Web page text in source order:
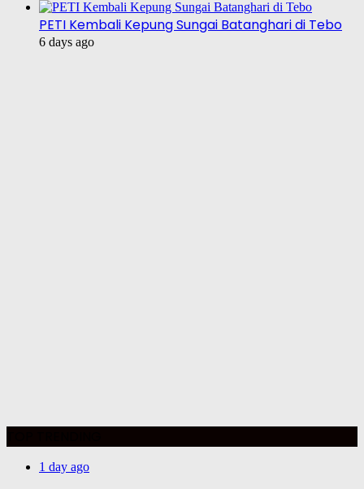
PETI Kembali Kepung Sungai Batanghari di Tebo
6 days ago
1 day ago